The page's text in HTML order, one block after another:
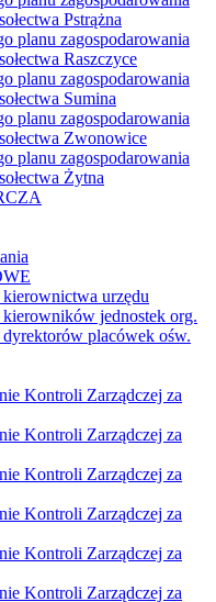
Pstrążna
planu zagospodarowania
Raszczyce
planu zagospodarowania
Sumina
planu zagospodarowania
Zwonowice
planu zagospodarowania
Żytna
urzędu
jednostek org.
placówek ośw.
Kontroli Zarządczej za
Kontroli Zarządczej za
Kontroli Zarządczej za
Kontroli Zarządczej za
Kontroli Zarządczej za
Kontroli Zarządczej za